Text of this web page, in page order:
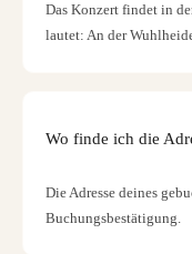
Das Konzert findet in
lautet: An der
Wo finde ich die
Die Adresse deines
Buchungsbestätigung.